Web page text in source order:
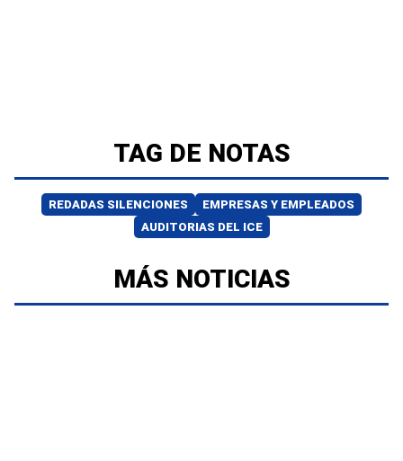
TAG DE NOTAS
REDADAS SILENCIONES
EMPRESAS Y EMPLEADOS
AUDITORIAS DEL ICE
MÁS NOTICIAS